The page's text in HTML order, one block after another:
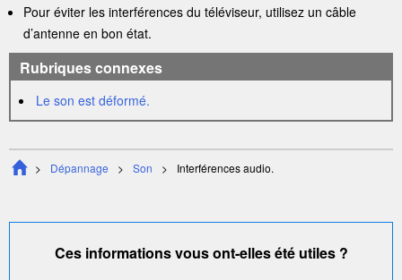
Pour éviter les interférences du téléviseur, utilisez un câble
d’antenne en bon état.
Rubriques connexes
Le son est déformé.
Dépannage Son Interférences audio.
Ces informations vous ont-elles été utiles ?